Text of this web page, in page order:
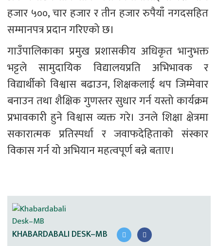
हजार ५००, चार हजार र तीन हजार रुपैयाँ नगदसहित
सम्मानपत्र प्रदान गरिएको छ।
गाउँपालिकाका प्रमुख प्रशासकीय अधिकृत भानुभक्त
भट्टले सामुदायिक विद्यालयप्रति अभिभावक र
विद्यार्थीको विश्वास बढाउन, शिक्षकलाई थप जिम्मेवार
बनाउन तथा शैक्षिक गुणस्तर सुधार गर्न यस्तो कार्यक्रम
प्रभावकारी हुने विश्वास व्यक्त गरे। उनले शिक्षा क्षेत्रमा
सकारात्मक प्रतिस्पर्धा र जवाफदेहिताको संस्कार
विकास गर्न यो अभियान महत्वपूर्ण बन्ने बताए।
KHABARDABALI DESK–MB